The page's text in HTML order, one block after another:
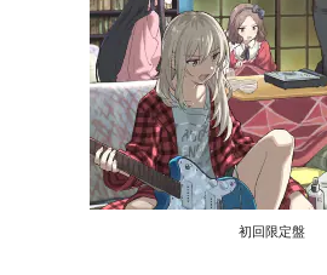
初回限定盤